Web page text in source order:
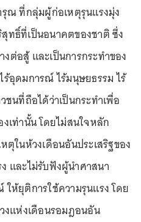
ณ ที่กลุ่มผู้ก่อเหตุรุนแรงมุ่ง
ทธิ์ที่เป็นอนาคตของชาติ ซึ่ง
ต่อสู้ และเป็นการกระทำของ
อุดมการณ์ ไร้มนุษยธรรม ไร้
ชนที่ถือได้ว่าเป็นกระทำเพื่อ
เท่านั้น โดยไม่สนใจหลัก
ตุในห้วงเดือนอันประเสริฐของ
และไม่รับฟังผู้นำศาสนา
ห้ยุติการใช้ความรุนแรง โดย
งแห่งเดือนรอมฎอนอัน